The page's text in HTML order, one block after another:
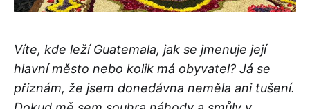
Víte, kde leží Guatemala, jak se jmenuje její
hlavní město nebo kolik má obyvatel? Já se
přiznám, že jsem donedávna neměla ani tušení.